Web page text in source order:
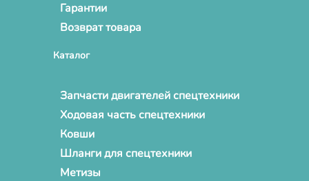
Гарантии
Возврат товара
Каталог
Запчасти двигателей спецтехники
Ходовая часть спецтехники
Ковши
Шланги для спецтехники
Метизы